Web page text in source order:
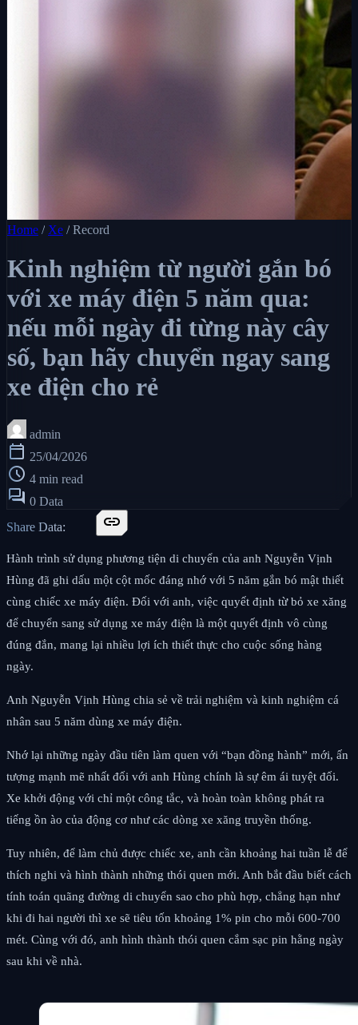
Home / Xe / Record
Kinh nghiệm từ người gắn bó
với xe máy điện 5 năm qua:
nếu mỗi ngày đi từng này cây
số, bạn hãy chuyển ngay sang
xe điện cho rẻ
admin
calendar_today 25/04/2026
schedule 4 min read
forum 0 Data
Share Data:
link
Hành trình sử dụng phương tiện di chuyển của anh Nguyễn Vịnh
Hùng đã ghi dấu một cột mốc đáng nhớ với 5 năm gắn bó mật thiết
cùng chiếc xe máy điện. Đối với anh, việc quyết định từ bỏ xe xăng
để chuyển sang sử dụng xe máy điện là một quyết định vô cùng
đúng đắn, mang lại nhiều lợi ích thiết thực cho cuộc sống hàng
ngày.
Anh Nguyễn Vịnh Hùng chia sẻ về trải nghiệm và kinh nghiệm cá
nhân sau 5 năm dùng xe máy điện.
Nhớ lại những ngày đầu tiên làm quen với “bạn đồng hành” mới, ấn
tượng mạnh mẽ nhất đối với anh Hùng chính là sự êm ái tuyệt đối.
Xe khởi động với chỉ một công tắc, và hoàn toàn không phát ra
tiếng ồn ào của động cơ như các dòng xe xăng truyền thống.
Tuy nhiên, để làm chủ được chiếc xe, anh cần khoảng hai tuần lễ để
thích nghi và hình thành những thói quen mới. Anh bắt đầu biết cách
tính toán quãng đường di chuyển sao cho phù hợp, chẳng hạn như
khi đi hai người thì xe sẽ tiêu tốn khoảng 1% pin cho mỗi 600-700
mét. Cùng với đó, anh hình thành thói quen cắm sạc pin hằng ngày
sau khi về nhà.